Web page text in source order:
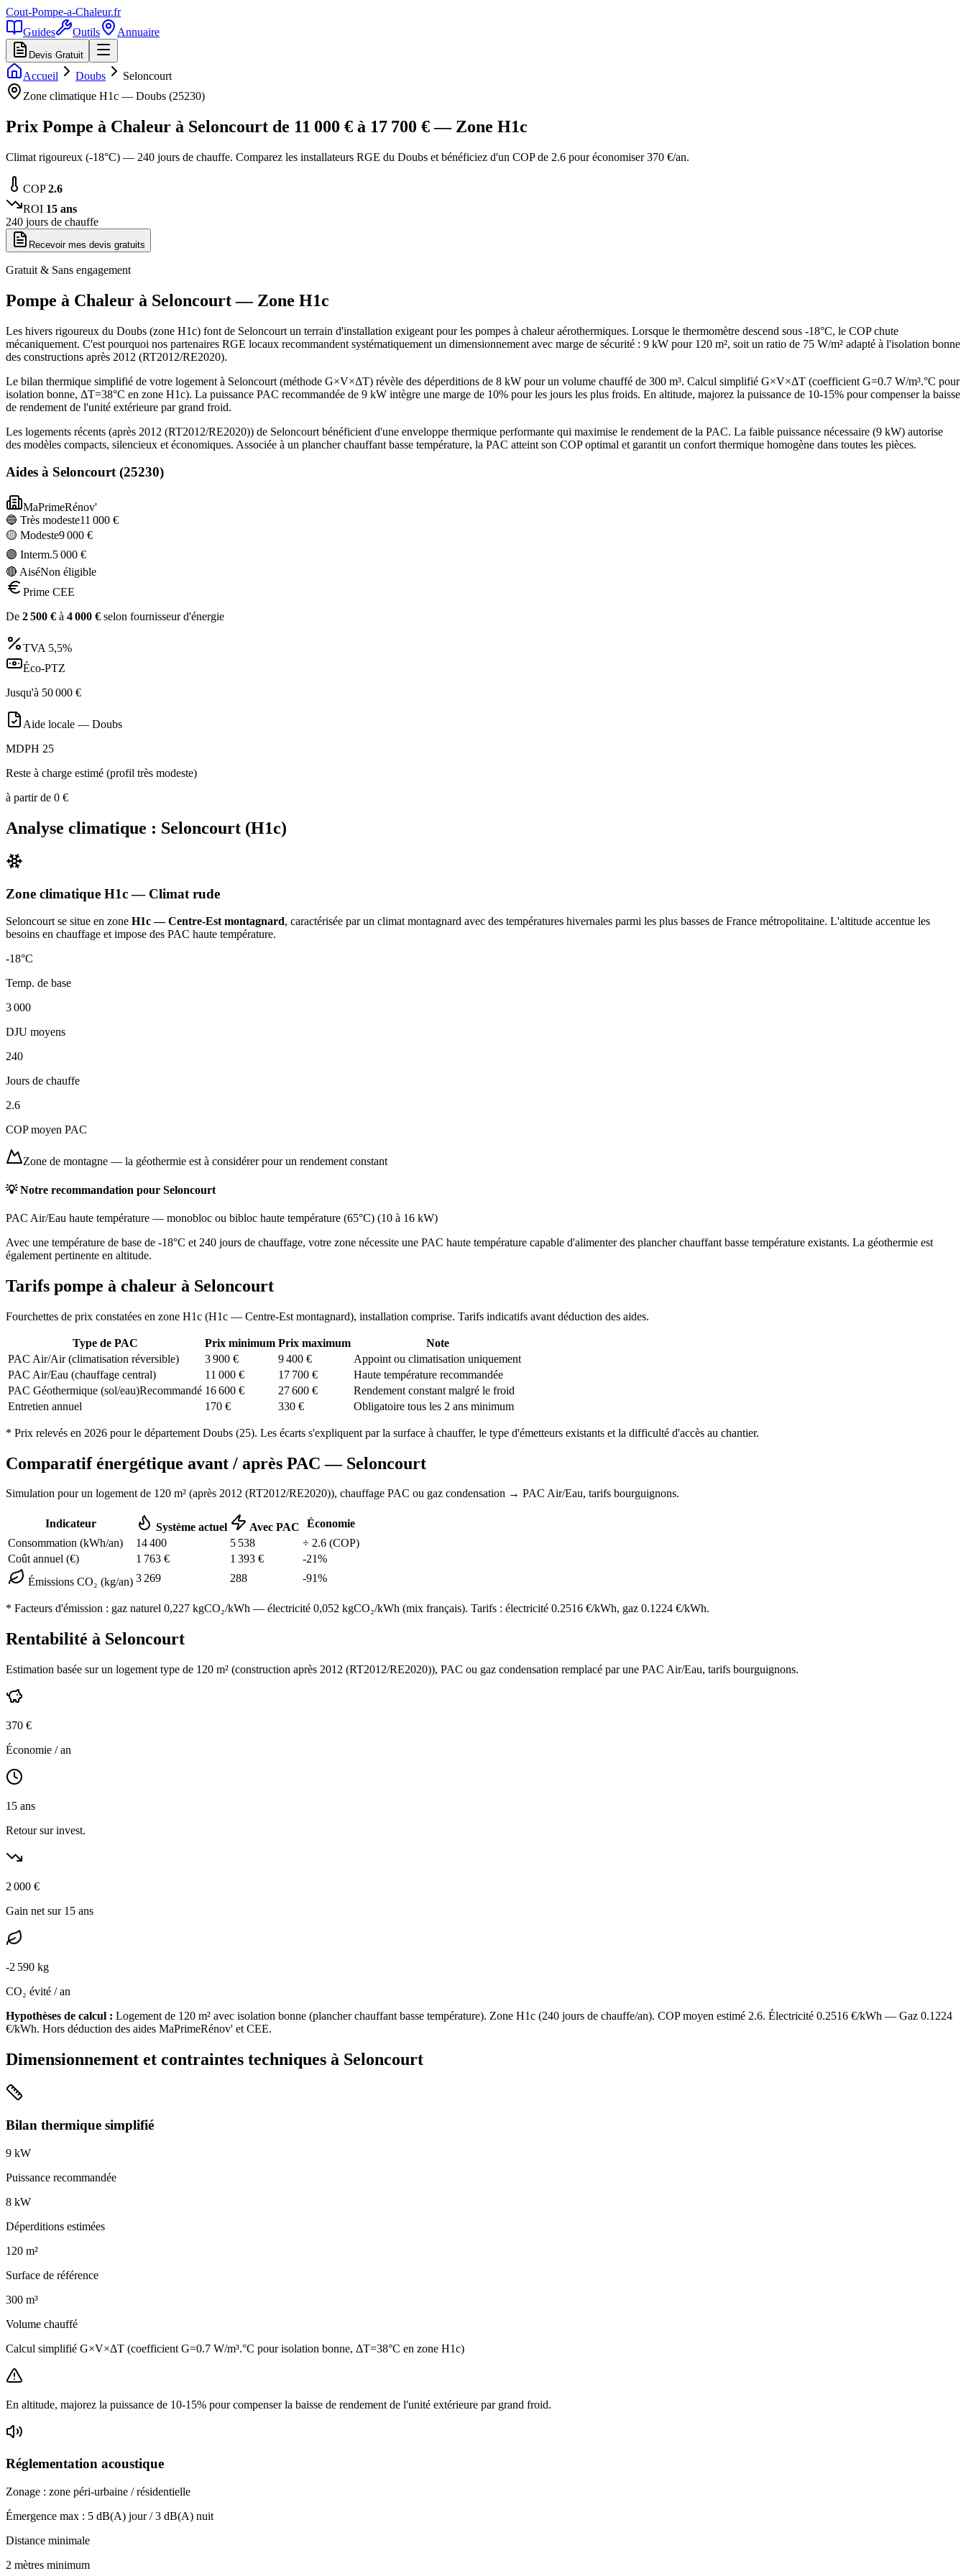
Cout-Pompe-a-Chaleur.fr
Guides
Outils Annuaire
Devis Gratuit
Accueil Doubs
Seloncourt
Zone climatique H1c — Doubs (25230)
Prix Pompe à Chaleur à Seloncourt de 11 000 € à 17 700 € — Zone H1c
Climat rigoureux (-18°C) — 240 jours de chauffe. Comparez les installateurs RGE du Doubs et bénéficiez d'un COP de 2.6 pour économiser 370 €/an.
COP2.6
ROI 15 ans
240 jours de chauffe
Recevoir mes devis gratuits
Gratuit & Sans engagement
Pompe à Chaleur à Seloncourt— Zone H1c
Les hivers rigoureux du Doubs (zone H1c) font de Seloncourt un terrain d'installation exigeant pour les pompes à chaleur aérothermiques. Lorsque le thermomètre descend sous -18°C, le COP chute
mécaniquement. C'est pourquoi nos partenaires RGE locaux recommandent systématiquement un dimensionnement avec marge de sécurité : 9 kW pour 120 m², soit un ratio de 75 W/m² adapté à l'isolation bonne
des constructions après 2012 (RT2012/RE2020).
Le bilan thermique simplifié de votre logement à Seloncourt (méthode G×V×ΔT) révèle des déperditions de 8 kW pour un volume chauffé de 300 m³. Calcul simplifié G×V×ΔT (coefficient G=0.7 W/m³.°C pour
isolation bonne, ΔT=38°C en zone H1c). La puissance PAC recommandée de 9 kW intègre une marge de 10% pour les jours les plus froids. En altitude, majorez la puissance de 10-15% pour compenser la baisse
de rendement de l'unité extérieure par grand froid.
Les logements récents (après 2012 (RT2012/RE2020)) de Seloncourt bénéficient d'une enveloppe thermique performante qui maximise le rendement de la PAC. La faible puissance nécessaire (9 kW) autorise
des modèles compacts, silencieux et économiques. Associée à un plancher chauffant basse température, la PAC atteint son COP optimal et garantit un confort thermique homogène dans toutes les pièces.
Aides à Seloncourt(25230)
MaPrimeRénov'
🔵 Très modeste11 000 €
🟡 Modeste9 000 €
🟣 Interm.5 000 €
🔴 AiséNon éligible
Prime CEE
De 2 500 € à 4 000 € selon fournisseur d'énergie
TVA 5,5%
Éco-PTZ
Jusqu'à 50 000 €
Aide locale — Doubs
MDPH 25
Reste à charge estimé (profil très modeste)
à partir de 0 €
Analyse climatique : Seloncourt (H1c)
Zone climatique H1c— Climat rude
Seloncourt se situe en zone H1c — Centre-Est montagnard, caractérisée par un climat montagnard avec des températures hivernales parmi les plus basses de France métropolitaine. L'altitude accentue les
besoins en chauffage et impose des PAC haute température.
-18°C
Temp. de base
3 000
DJU moyens
240
Jours de chauffe
2.6
COP moyen PAC
Zone de montagne — la géothermie est à considérer pour un rendement constant
💡 Notre recommandation pour Seloncourt
PAC Air/Eau haute température — monobloc ou bibloc haute température (65°C) (10 à 16 kW)
Avec une température de base de -18°C et 240 jours de chauffage, votre zone nécessite une PAC haute température capable d'alimenter des plancher chauffant basse température existants. La géothermie est
également pertinente en altitude.
Tarifs pompe à chaleur à Seloncourt
Fourchettes de prix constatées en zone H1c (H1c — Centre-Est montagnard), installation comprise. Tarifs indicatifs avant déduction des aides.
Type de PAC Prix minimum Prix maximum
Note
PAC Air/Air (climatisation réversible)
3 900 € 9 400 €
Appoint ou climatisation uniquement
PAC Air/Eau (chauffage central)
11 000 € 17 700 €
Haute température recommandée
PAC Géothermique (sol/eau)Recommandé 16 600 € 27 600 €
Rendement constant malgré le froid
Entretien annuel
170 € 330 € Obligatoire tous les 2 ans minimum
* Prix relevés en 2026 pour le département Doubs (25). Les écarts s'expliquent par la surface à chauffer, le type d'émetteurs existants et la difficulté d'accès au chantier.
Comparatif énergétique avant / après PAC — Seloncourt
Simulation pour un logement de 120 m² (après 2012 (RT2012/RE2020)), chauffage PAC ou gaz condensation → PAC Air/Eau, tarifs bourguignons.
Indicateur Système actuel Avec PAC
Économie
Consommation (kWh/an)
14 400 5 538 ÷ 2.6 (COP)
Coût annuel (€)
1 763 € 1 393 € -21%
Émissions CO₂ (kg/an) 3 269 288 -91%
* Facteurs d'émission : gaz naturel 0,227 kgCO₂/kWh — électricité 0,052 kgCO₂/kWh (mix français). Tarifs : électricité 0.2516 €/kWh, gaz 0.1224 €/kWh.
Rentabilité à Seloncourt
Estimation basée sur un logement type de 120 m² (construction après 2012 (RT2012/RE2020)), PAC ou gaz condensation remplacé par une PAC Air/Eau, tarifs bourguignons.
370 €
Économie / an
15 ans
Retour sur invest.
2 000 €
Gain net sur 15 ans
-2 590 kg
CO₂ évité / an
Hypothèses de calcul : Logement de 120 m² avec isolation bonne (plancher chauffant basse température). Zone H1c (240 jours de chauffe/an). COP moyen estimé 2.6. Électricité 0.2516 €/kWh — Gaz 0.1224
€/kWh. Hors déduction des aides MaPrimeRénov' et CEE.
Dimensionnement et contraintes techniques à Seloncourt
Bilan thermique simplifié
9 kW
Puissance recommandée
8 kW
Déperditions estimées
120 m²
Surface de référence
300 m³
Volume chauffé
Calcul simplifié G×V×ΔT (coefficient G=0.7 W/m³.°C pour isolation bonne, ΔT=38°C en zone H1c)
En altitude, majorez la puissance de 10-15% pour compenser la baisse de rendement de l'unité extérieure par grand froid.
Réglementation acoustique
Zonage : zone péri-urbaine / résidentielle
Émergence max : 5 dB(A) jour /3 dB(A) nuit
Distance minimale
2 mètres minimum